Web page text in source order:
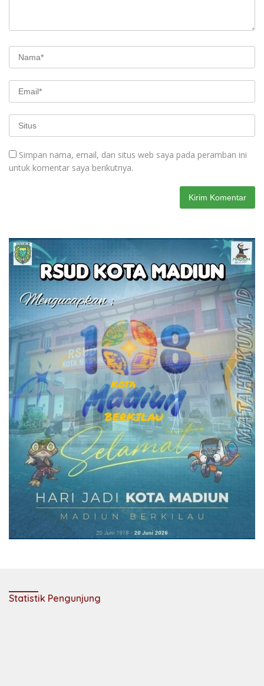
Simpan nama, email, dan situs web saya pada peramban ini
untuk komentar saya berikutnya.
Statistik Pengunjung